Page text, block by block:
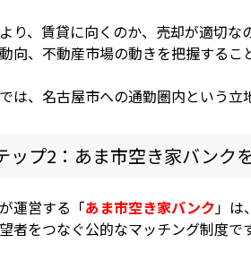
り、賃貸に向くのか、売却が適切
向、不動産市場の動きを把握するこ
は、名古屋市への通勤圏内という立
ップ2：あま市空き家バンク
運営する「あま市空き家バンク」は
者をつなぐ公的なマッチング制度です